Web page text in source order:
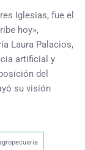
Iglesias, fue el
hoy»,
Laura Palacios,
artificial y
del
su visión